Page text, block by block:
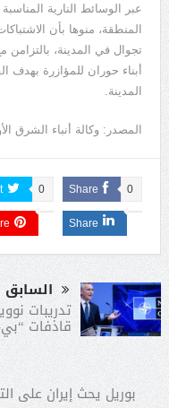
عبر الوسائط النارية
المنطقة، منوها بأن
تجوال في المدينة،
أبناء حوران للمؤازرة
المدينة.
المصدر: وكالة أنباء الشرق
Share 0
0
Share
السابق
تدريبات
قاذفات “بي-
بوريل يحث إيران على